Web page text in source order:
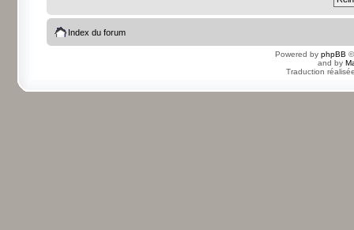
Index du forum
Powered by phpBB
and by
Traduction